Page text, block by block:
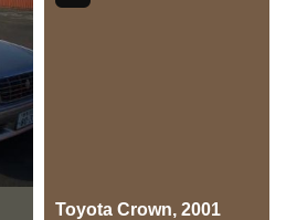
Toyota Crown, 2001